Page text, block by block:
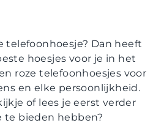
telefoonhoesje? Dan heeft
hoesjes voor je in het
roze telefoonhoesjes voor
en elke persoonlijkheid.
of lees je eerst verder
te bieden hebben?